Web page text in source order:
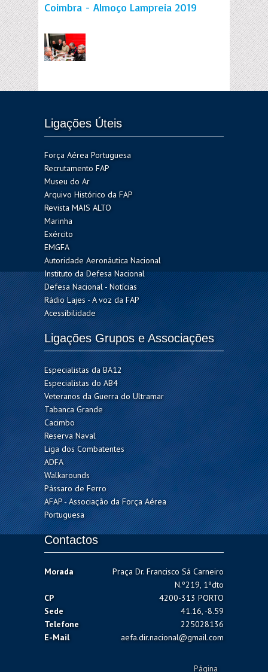
Coimbra - Almoço Lampreia 2019
Ligações Úteis
Força Aérea Portuguesa
Recrutamento FAP
Museu do Ar
Arquivo Histórico da FAP
Revista MAIS ALTO
Marinha
Exército
EMGFA
Autoridade Aeronáutica Nacional
Instituto da Defesa Nacional
Defesa Nacional - Notícias
Rádio Lajes - A voz da FAP
Acessibilidade
Ligações Grupos e Associações
Especialistas da BA12
Especialistas do AB4
Veteranos da Guerra do Ultramar
Tabanca Grande
Cacimbo
Reserva Naval
Liga dos Combatentes
ADFA
Walkarounds
Pássaro de Ferro
AFAP - Associação da Força Aérea
Portuguesa
Contactos
Morada
Praça Dr. Francisco Sá Carneiro
N.º219, 1ºdto
CP
4200-313 PORTO
Sede
41.16, -8.59
Telefone
225028136
E-Mail
aefa.dir.nacional@gmail.com
Página